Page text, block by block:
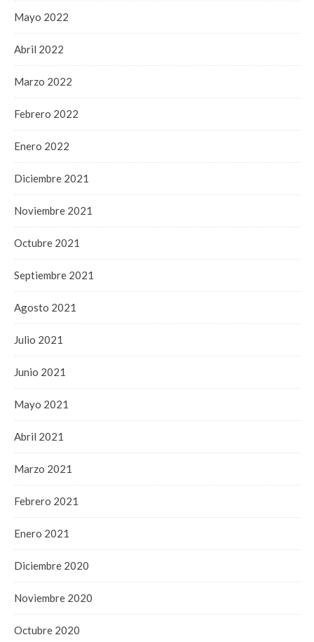
Mayo 2022
Abril 2022
Marzo 2022
Febrero 2022
Enero 2022
Diciembre 2021
Noviembre 2021
Octubre 2021
Septiembre 2021
Agosto 2021
Julio 2021
Junio 2021
Mayo 2021
Abril 2021
Marzo 2021
Febrero 2021
Enero 2021
Diciembre 2020
Noviembre 2020
Octubre 2020